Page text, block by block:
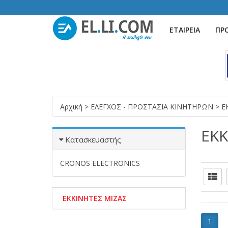
ΕΤΑΙΡΕΙΑ
Αρχική > ΕΛΕΓΧΟΣ - ΠΡΟΣΤΑΣΙΑ ΚΙΝΗΤΗΡΩΝ >
Κατασκευαστής
CRONOS ELECTRONICS
EKKINHTΕΣ ΜΙΖΑΣ
1